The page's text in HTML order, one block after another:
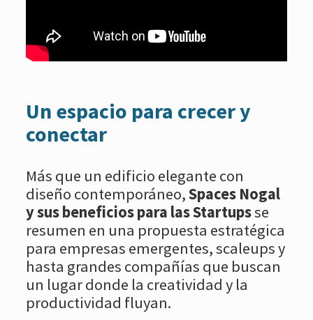
Un espacio para crecer y
conectar
Más que un edificio elegante con
diseño contemporáneo,Spaces Nogal
y sus beneficios para las Startupsse
resumen en una propuesta estratégica
para empresas emergentes, scaleups y
hasta grandes compañías que buscan
un lugar donde la creatividad y la
productividad fluyan.